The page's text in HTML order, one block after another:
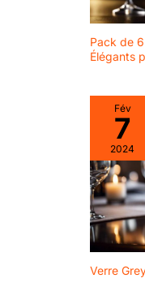
Pack de
Élégants
Fév
7
2024
Verre